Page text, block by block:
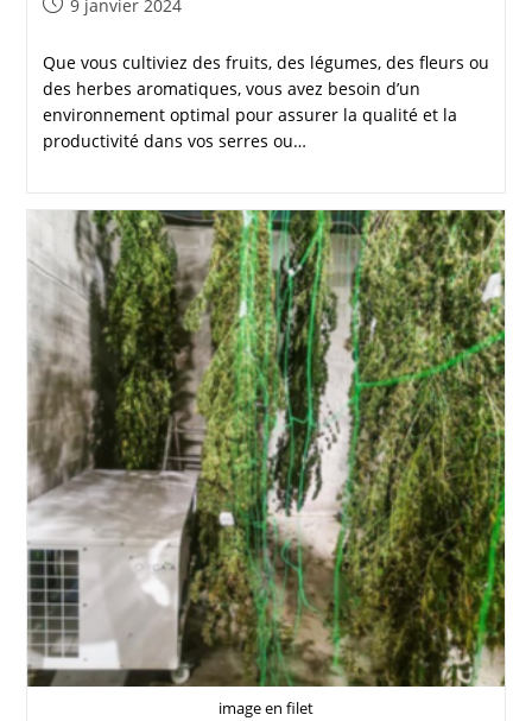
9 janvier 2024
Que vous cultiviez des fruits, des légumes, des fleurs ou
des herbes aromatiques, vous avez besoin d’un
environnement optimal pour assurer la qualité et la
productivité dans vos serres ou…
image en filet